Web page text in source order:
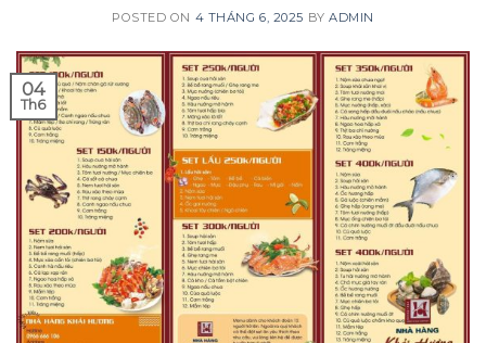
POSTED ON 4 THÁNG 6, 2025 BYADMIN
04
Th6